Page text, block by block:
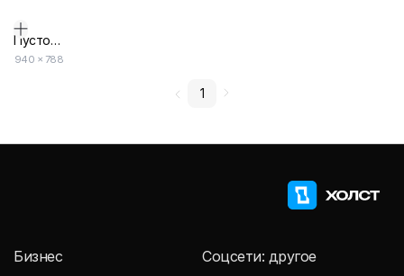
Пустой дизайн-макет
940 × 788
1
Бизнес Соцсети: другое